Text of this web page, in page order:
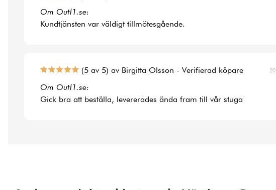
Om Outl1.se:
Kundtjänsten var väldigt tillmötesgående.
(5 av 5) av Birgitta Olsson - Verifierad köpare
Om Outl1.se:
Gick bra att beställa, levererades ända fram till vår stuga